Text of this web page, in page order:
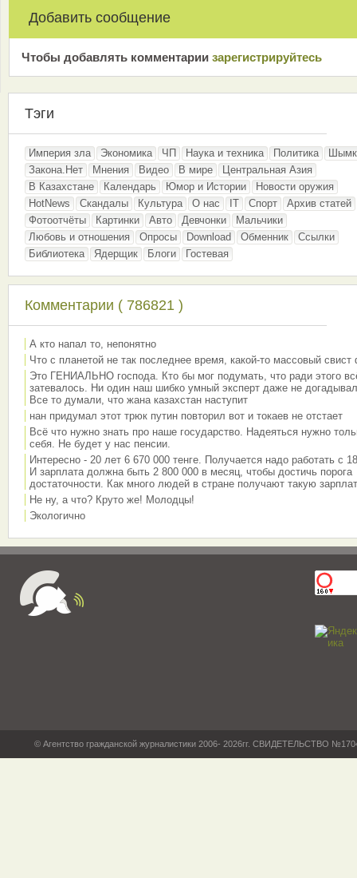
Добавить сообщение
Чтобы добавлять комментарии зарeгиcтрирyйтeсь
Тэги
Империя зла Экономика ЧП Наука и техника Политика
Закона.Нет
Мнения Видео В мире
Центральная Азия
В Казахстане
Календарь Юмор и Истории
Новости оружия
HotNews
Скандалы Культура О нас IT Спорт
Архив статей
Фотоотчёты
Картинки Авто Девчонки
Мальчики
Любовь и отношения
Опросы Download Обменник
Ссылки
Библиотека
Ядерщик Блоги Гостевая
Комментарии ( 786821 )
А кто напал то, непонятно
Что с планетой не так последнее время, какой-то массовый свист
Это ГЕНИАЛЬНО господа. Кто бы мог подумать, что ради этого
затевалось. Ни один наш шибко умный эксперт даже не
Все то думали, что жана казахстан наступит
нан придумал этот трюк путин повторил вот и токаев не отстает
Всё что нужно знать про наше государство. Надеяться нужно
себя. Не будет у нас пенсии.
Интересно - 20 лет 6 670 000 тенге. Получается надо работать с
И зарплата должна быть 2 800 000 в месяц, чтобы достичь порога
достаточности. Как много людей в стране получают такую
Не ну, а что? Круто же! Молодцы!
Экологично
© Агентство гражданской журналистики 2006- 2026гг. СВИДЕТЕЛЬСТВО